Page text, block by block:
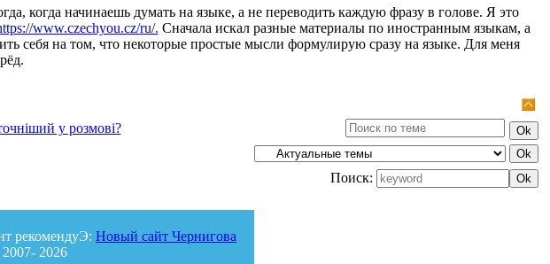
когда начинаешь думать на языке, а не переводить каждую фразу в голове. Я это
www.czechyou.cz/ru/. Сначала искал разные материалы по иностранным языкам, а
себя на том, что некоторые простые мысли формулирую сразу на языке. Для меня
у розмові?
Поиск:
рекомендуЭ: Новый сайт Чернигова
2007- 2026